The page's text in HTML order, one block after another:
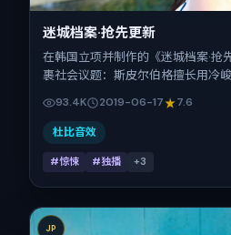
迷城档案·抢先更新
在韩国立项并制作的《迷城档案·抢
裹社会议题：斯皮尔伯格擅长用冷
映时间：2019-06-17；片长124分
型片结构的观众。
93.4K 2019-06-17 7.6
杜比音效
#惊悚 #独播 +3
JP